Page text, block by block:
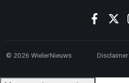
© 2026 WielerNieuws Disclaimer